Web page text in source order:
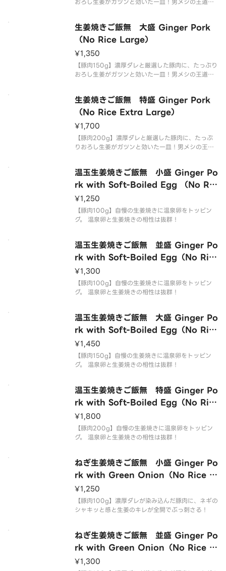
生姜焼きご飯無 大盛 Ginger Pork
（No Rice Large）
¥1,350
【豚肉150g】濃厚ダレと厳選した豚肉に、たっぷり
おろし生姜がガツンと効いた一皿！男メシの王道、
生姜焼きご飯無 特盛 Ginger Pork
（No Rice Extra Large）
¥1,700
【豚肉200g】濃厚ダレと厳選した豚肉に、たっぷ
りおろし生姜がガツンと効いた一皿！男メシの王
温玉生姜焼きご飯無 小盛 Ginger Po
rk with Soft-Boiled Egg （No Ric
e Small）
¥1,250
【豚肉100g】自慢の生姜焼きに温泉卵をトッピン
グ。 温泉卵と生姜焼きの相性は抜群！
温玉生姜焼きご飯無 並盛 Ginger Po
rk with Soft-Boiled Egg（No Ric
e Regular）
¥1,300
【豚肉100g】自慢の生姜焼きに温泉卵をトッピン
グ。 温泉卵と生姜焼きの相性は抜群！
温玉生姜焼きご飯無 大盛 Ginger Po
rk with Soft-Boiled Egg（No Ric
e Large）
¥1,450
【豚肉150g】自慢の生姜焼きに温泉卵をトッピン
グ。 温泉卵と生姜焼きの相性は抜群！
温玉生姜焼きご飯無 特盛 Ginger Po
rk with Soft-Boiled Egg（No Ric
e Extra Large）
¥1,800
【豚肉200g】自慢の生姜焼きに温泉卵をトッピン
グ。 温泉卵と生姜焼きの相性は抜群！
ねぎ生姜焼きご飯無 小盛 Ginger Po
rk with Green Onion（No Rice S
mall）
¥1,250
【豚肉100g】濃厚ダレが染み込んだ豚肉に、ネギの
シャキッと感と生姜のキレが全開でぶっ刺さる！
ねぎ生姜焼きご飯無 並盛 Ginger Po
rk with Green Onion（No Rice R
egular）
¥1,300